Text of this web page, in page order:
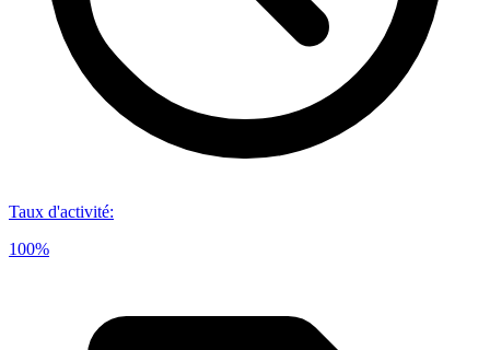
Taux d'activité:
100%